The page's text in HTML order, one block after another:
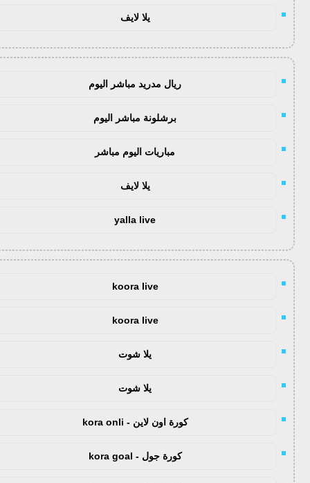
يلا لايف
ريال مدريد مباشر اليوم
برشلونة مباشر اليوم
مباريات اليوم مباشر
يلا لايف
yalla live
koora live
koora live
يلا شوت
يلا شوت
كورة اون لاين - kora onli
كورة جول - kora goal